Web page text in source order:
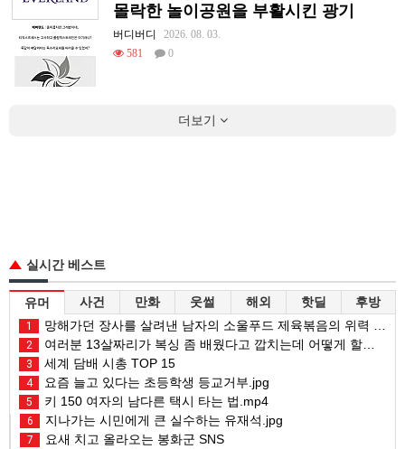
몰락한 놀이공원을 부활시킨 광기
버디버디
2026. 08. 03.
581
0
더보기
실시간 베스트
유머 사건 만화 웃썰 해외 핫딜 후방
1 망해가던 장사를 살려낸 남자의 소울푸드 제육볶음의 위력 ㅋㅋ
2 여러분 13살짜리가 복싱 좀 배웠다고 깝치는데 어떻게 할까요?
3 세계 담배 시총 TOP 15
4 요즘 늘고 있다는 초등학생 등교거부.jpg
5 키 150 여자의 남다른 택시 타는 법.mp4
6 지나가는 시민에게 큰 실수하는 유재석.jpg
7 요새 치고 올라오는 봉화군 SNS